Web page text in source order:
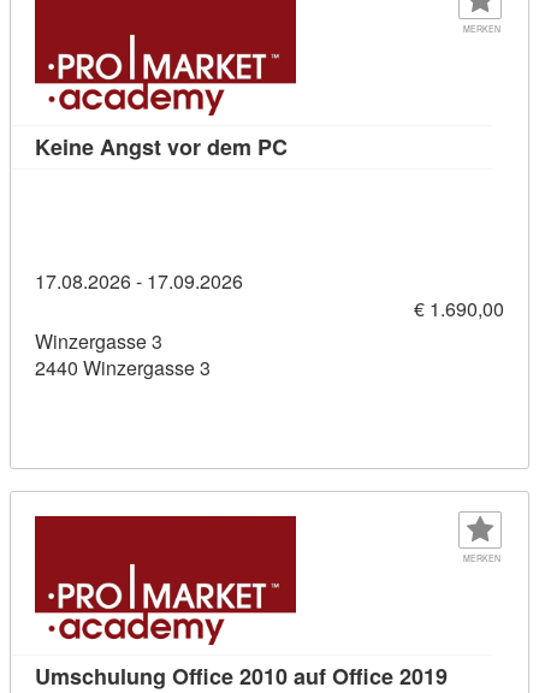
MERKEN
Keine Angst vor dem PCKursdetail: Keine Angst
17.08.2026 - 17.09.2026
€ 1.690,00
Winzergasse 3
2440 Winzergasse 3
MERKEN
Umschulung Office 2010 auf Office 2019